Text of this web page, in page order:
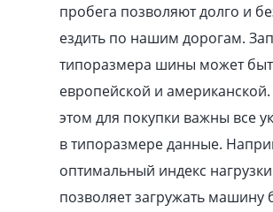
пробега позволяют долго и
ездить по нашим дорогам.
типоразмера шины может
европейской и
этом для покупки важны все
в типоразмере данные.
оптимальный индекс нагрузки
позволяет загружать машину